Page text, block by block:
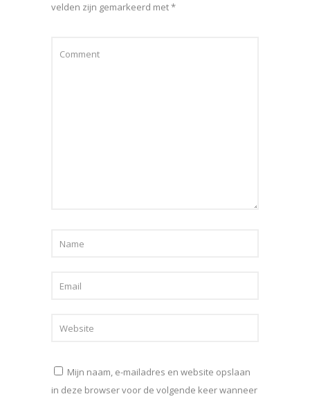
velden zijn gemarkeerd met*
Mijn naam, e-mailadres en website opslaan
in deze browser voor de volgende keer wanneer